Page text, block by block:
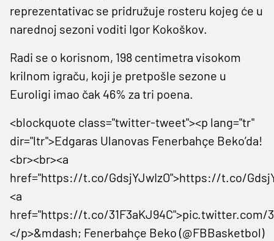
reprezentativac se pridružuje rosteru kojeg će u
narednoj sezoni voditi Igor Kokoškov.
Radi se o korisnom, 198 centimetra visokom
krilnom igraču, koji je pretpošle sezone u
Euroligi imao čak 46% za tri poena.
<blockquote class="twitter-tweet"><p lang="tr"
dir="ltr">Edgaras Ulanovas Fenerbahçe Beko’da!
<br><br><a
href="https://t.co/GdsjYJwIzO">https://t.co/
<a
href="https://t.co/31F3aKJ94C">pic.twitter.com/
</p>&mdash; Fenerbahçe Beko (@FBBasketbol)